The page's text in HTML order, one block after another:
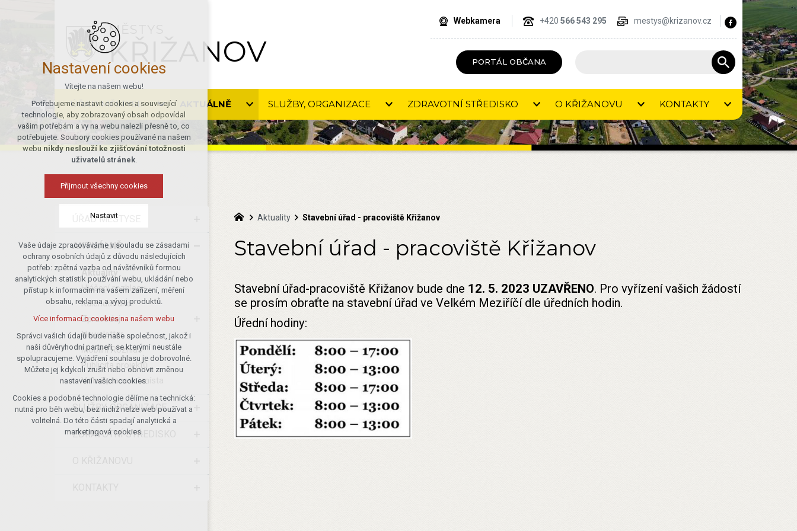
MĚSTYS
KŘIŽANOV
Webkamera +420 566 543 295 mestys@krizanov.cz
PORTÁL OBČANA
ÚŘAD MĚSTYSE AKTUÁLNĚ SLUŽBY, ORGANIZACE ZDRAVOTNÍ STŘEDISKO O KŘIŽANOVU KONTAKTY
ÚŘAD MĚSTYSE
AKTUÁLNĚ
Aktuality
Hlášení rozhlasu
Kalendář akcí
Zpravodaj
Newsletter
Mobilní Rozhlas
Publicita projektů
Volná pracovní místa
SLUŽBY, ORGANIZACE
ZDRAVOTNÍ STŘEDISKO
Aktuality Stavební úřad - pracoviště Křižanov
Stavební úřad - pracoviště Křižanov
Stavební úřad-pracoviště Křižanov bude dne 12. 5. 2023 UZAVŘENO. Pro vyřízení vašich žádostí
se prosím obraťte na stavební úřad ve Velkém Meziříčí dle úředních hodin.
Úřední hodiny:
Nastavení cookies
Vítejte na našem webu!
Potřebujeme nastavit cookies a související
technologie, aby zobrazovaný obsah odpovídal
vašim potřebám a vy na webu nalezli přesně to, co
potřebujete. Soubory cookies používané na našem
webu nikdy neslouží ke zjišťování totožnosti
uživatelů stránek.
Přijmout všechny cookies
Nastavit
Technická cookies
nutná pro provozování webu
udržení kontextu stránek (session):
případná přihlášení, volby jazyka, apod.
Volitelná cookies
analytická pro anonymizované
vyhodnocení návštěvnosti
marketingová cookies (Google)
Více informací o cookies na našem webu
Přijmout všechny cookies
Odmítnout vše
Vaše údaje zpracováváme v souladu se zásadami
ochrany osobních údajů z důvodu následujících
potřeb: zpětná vazba od návštěvníků formou
analytických statistik používání webu, ukládání nebo
přístup k informacím na vašem zařízení, měření
obsahu, reklama a vývoj produktů.
Více informací o cookies na našem webu
Správci vašich údajů bude naše společnost, jakož i
naši důvěryhodní partneři, se kterými neustále
spolupracujeme. Vyjádření souhlasu je dobrovolné.
Můžete jej kdykoli zrušit nebo obnovit změnou
nastavení vašich cookies.
Cookies a podobné technologie dělíme na technická:
nutná pro běh webu, bez nichž nelze web používat a
volitelná. Do této části spadají analytická a
marketingová cookies.